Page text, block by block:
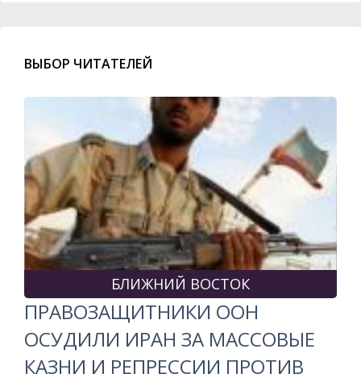
ВЫБОР ЧИТАТЕЛЕЙ
БЛИЖНИЙ ВОСТОК
ПРАВОЗАЩИТНИКИ ООН
ОСУДИЛИ ИРАН ЗА МАССОВЫЕ
КАЗНИ И РЕПРЕССИИ ПРОТИВ